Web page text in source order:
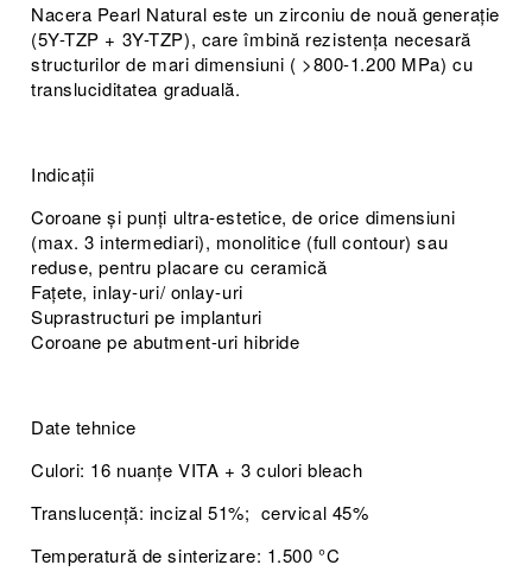
Nacera Pearl Natural este un zirconiu de nouă generație
(5Y-TZP + 3Y-TZP), care îmbină rezistența necesară
structurilor de mari dimensiuni ( >800-1.200 MPa) cu
transluciditatea graduală.
Indicații
Coroane și punți ultra-estetice, de orice dimensiuni
(max. 3 intermediari), monolitice (full contour) sau
reduse, pentru placare cu ceramică
Fațete, inlay-uri/ onlay-uri
Suprastructuri pe implanturi
Coroane pe abutment-uri hibride
Date tehnice
Culori: 16 nuanțe VITA + 3 culori bleach
Translucență: incizal 51%; cervical 45%
Temperatură de sinterizare: 1.500 °C